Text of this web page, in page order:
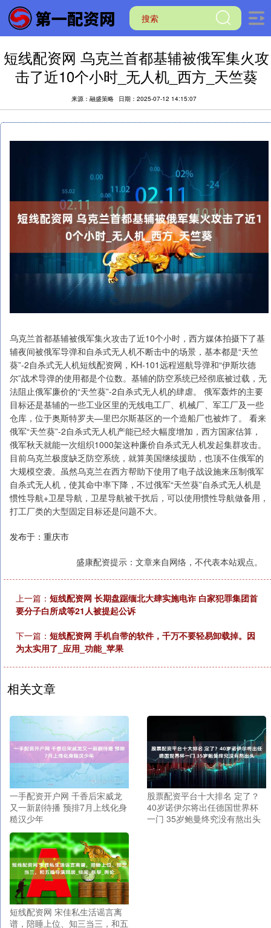
短线配资网 乌克兰首都基辅被俄军集火攻
击了近10个小时_无人机_西方_天竺葵
来源：融盛策略 日期：2025-07-12 14:15:07
乌克兰首都基辅被俄军集火攻击了近10个小时，西方媒体拍摄下了基
辅夜间被俄军导弹和自杀式无人机不断击中的场景，基本都是“天竺
葵”-2自杀式无人机短线配资网，KH-101远程巡航导弹和“伊斯坎德
尔”战术导弹的使用都是个位数。基辅的防空系统已经彻底被过载，无
法阻止俄军廉价的“天竺葵”-2自杀式无人机的肆虐。 俄军轰炸的主要
目标还是基辅的一些工业区里的无线电工厂、机械厂、军工厂及一些
仓库，位于奥斯特罗夫—里巴尔斯基区的一个造船厂也被炸了。 看来
俄军“天竺葵”-2自杀式无人机产能已经大幅度增加，西方国家估算，
俄军秋天就能一次组织1000架这种廉价自杀式无人机发起集群攻击。
目前乌克兰极度缺乏防空系统，就算美国继续援助，也顶不住俄军的
大规模空袭。虽然乌克兰在西方帮助下使用了电子战设施来压制俄军
自杀式无人机，使其命中率下降，不过俄军“天竺葵”自杀式无人机是
惯性导航+卫星导航，卫星导航被干扰后，可以使用惯性导航做备用，
打工厂类的大型固定目标还是问题不大。
发布于：重庆市
盛康配资提示：文章来自网络，不代表本站观点。
上一篇： 短线配资网 长期盘踞缅北大肆实施电诈 白家犯罪集团首
要分子白所成等21人被提起公诉
下一篇： 短线配资网 手机自带的软件，千万不要轻易卸载掉。因
为太实用了_应用_功能_苹果
相关文章
一手配资开户网 千香后宋威龙
又一新剧待播 预排7月上线化身
糙汉少年
股票配资平台十大排名 定了？
40岁诺伊尔将出任德国世界杯
一门 35岁鲍曼终究没有熬出头
短线配资网 宋佳私生活谣言离
谱，陪睡上位、知三当三，和五